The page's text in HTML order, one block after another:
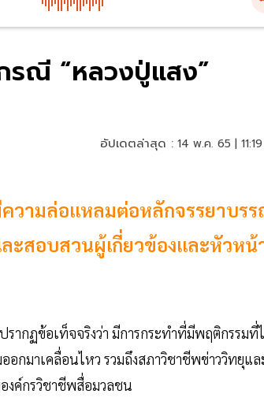
รณี “หลวงปู่แสง”
อัปเดตล่าสุด : 14 พ.ค. 65 |
ความล่อแหลมต่อหลักจรรยาบร
ะสอบสวนผู้เกี่ยวข้องและหัวหน้
ากฏข้อเท็จจริงว่า มีการกระทำที่มีพฤติกรรมที่
กมาเคลื่อนไหว รวมถึงสภาวิชาชีพข่าววิทยุแล
งค์กรวิชาชีพสื่อมวลชน